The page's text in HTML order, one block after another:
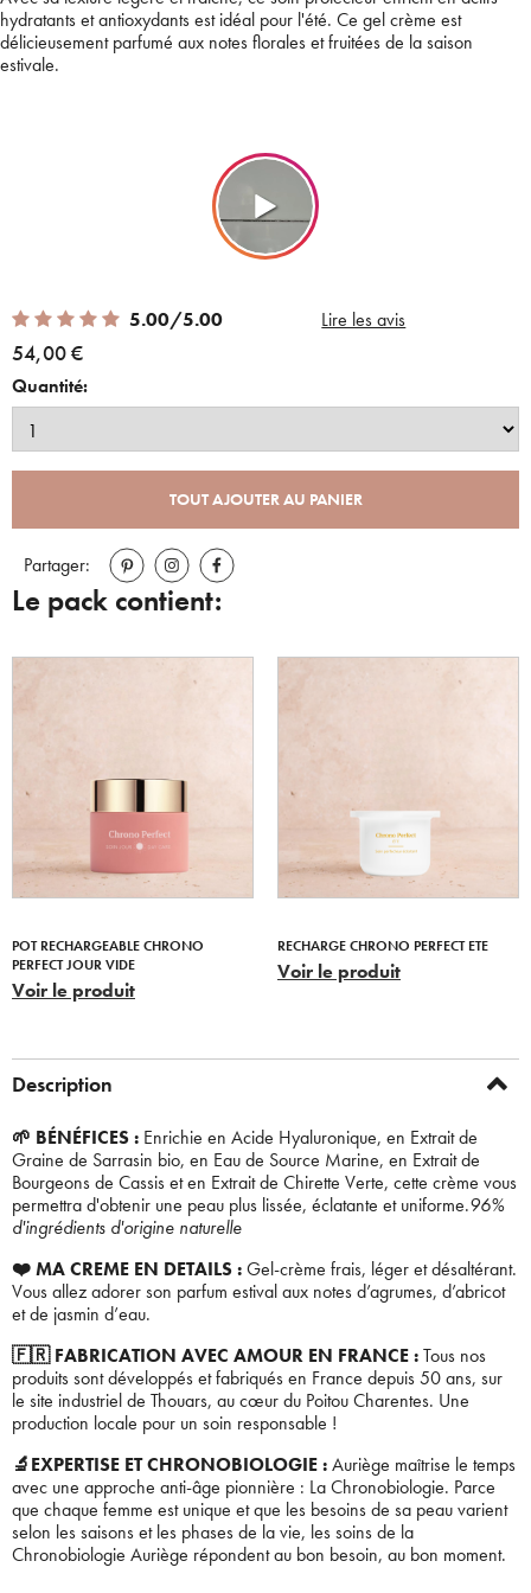
hydratants et antioxydants est idéal pour l'été. Ce gel crème est
délicieusement parfumé aux notes florales et fruitées de la saison
estivale.
5.00 out of 5 Customer Rating
5.00/5.00 Lire les avis
54,00 €
Quantité:
TOUT AJOUTER AU PANIER
Partager:
Le pack contient:
POT RECHARGEABLE CHRONO
PERFECT JOUR VIDE
Voir le produit
RECHARGE CHRONO PERFECT ETE
Voir le produit
Description
🌱 BÉNÉFICES : Enrichie en Acide Hyaluronique, en Extrait de
Graine de Sarrasin bio, en Eau de Source Marine, en Extrait de
Bourgeons de Cassis et en Extrait de Chirette Verte, cette crème vous
permettra d'obtenir une peau plus lissée, éclatante et uniforme.96%
d'ingrédients d'origine naturelle
❤️ MA CREME EN DETAILS :Gel-crème frais, léger et désaltérant.
Vous allez adorer son parfum estival aux notes d’agrumes, d’abricot
et de jasmin d’eau.
🇫🇷 FABRICATION AVEC AMOUR EN FRANCE :Tous nos
produits sont développés et fabriqués en France depuis 50 ans, sur
le site industriel de Thouars, au cœur du Poitou Charentes. Une
production locale pour un soin responsable !
🔬EXPERTISE ET CHRONOBIOLOGIE :Auriège maîtrise le temps
avec une approche anti-âge pionnière : La Chronobiologie. Parce
que chaque femme est unique et que les besoins de sa peau varient
selon les saisons et les phases de la vie, les soins de la
Chronobiologie Auriège répondent au bon besoin, au bon moment.
Bienvenue !